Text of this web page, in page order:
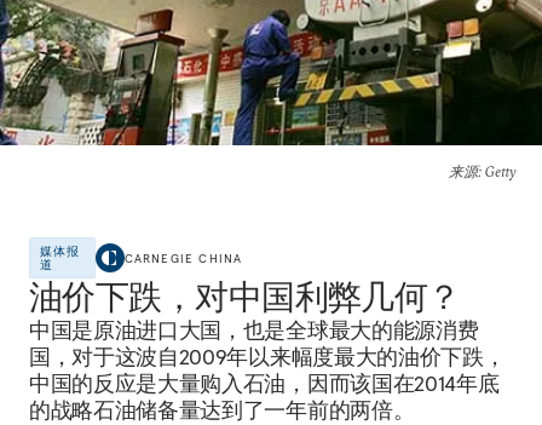
来源: Getty
媒体报
道
CARNEGIE CHINA
油价下跌，对中国利弊几何？
中国是原油进口大国，也是全球最大的能源消费
国，对于这波自2009年以来幅度最大的油价下跌，
中国的反应是大量购入石油，因而该国在2014年底
的战略石油储备量达到了一年前的两倍。